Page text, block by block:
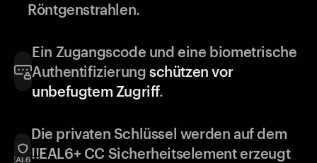
Röntgenstrahlen.
Ein Zugangscode und eine biometrische
Authentifizierung schützen vor
unbefugtem Zugriff.
Die privaten Schlüssel werden auf dem
!!EAL6+ CC Sicherheitselement erzeugt